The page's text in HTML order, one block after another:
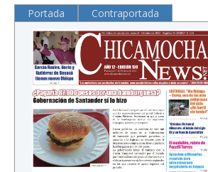
Portada Contraportada